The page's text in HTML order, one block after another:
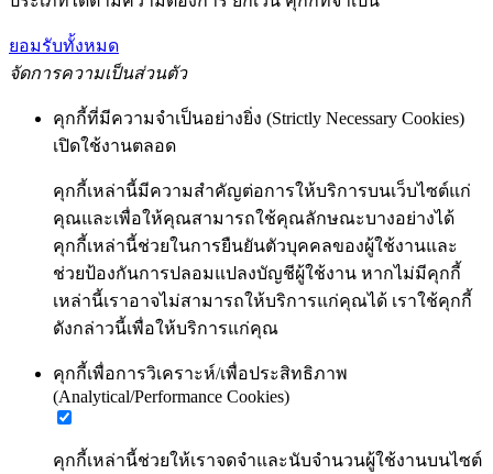
ยอมรับทั้งหมด
จัดการความเป็นส่วนตัว
คุกกี้ที่มีความจำเป็นอย่างยิ่ง (Strictly Necessary Cookies)
เปิดใช้งานตลอด
คุกกี้เหล่านี้มีความสำคัญต่อการให้บริการบนเว็บไซต์แก่
คุณและเพื่อให้คุณสามารถใช้คุณลักษณะบางอย่างได้
คุกกี้เหล่านี้ช่วยในการยืนยันตัวบุคคลของผู้ใช้งานและ
ช่วยป้องกันการปลอมแปลงบัญชีผู้ใช้งาน หากไม่มีคุกกี้
เหล่านี้เราอาจไม่สามารถให้บริการแก่คุณได้ เราใช้คุกกี้
ดังกล่าวนี้เพื่อให้บริการแก่คุณ
คุกกี้เพื่อการวิเคราะห์/เพื่อประสิทธิภาพ
(Analytical/Performance Cookies)
คุกกี้เหล่านี้ช่วยให้เราจดจำและนับจำนวนผู้ใช้งานบนไซต์